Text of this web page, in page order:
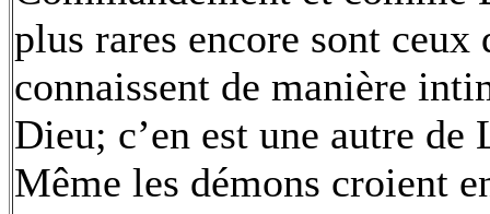
plus rares encore sont
connaissent de manière
Dieu; c’en est une autre
Même les démons croient